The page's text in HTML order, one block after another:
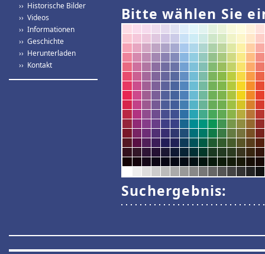
›› Historische Bilder
›› Videos
›› Informationen
›› Geschichte
›› Herunterladen
›› Kontakt
Bitte wählen Sie
Suchergebnis: